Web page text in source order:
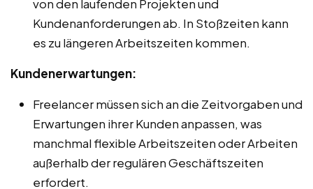
von den laufenden Projekten und
Kundenanforderungen ab. In Stoßzeiten kann
es zu längeren Arbeitszeiten kommen.
Kundenerwartungen:
Freelancer müssen sich an die Zeitvorgaben und
Erwartungen ihrer Kunden anpassen, was
manchmal flexible Arbeitszeiten oder Arbeiten
außerhalb der regulären Geschäftszeiten
erfordert.